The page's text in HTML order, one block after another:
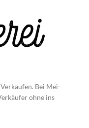
Bei Mei-
ohne ins